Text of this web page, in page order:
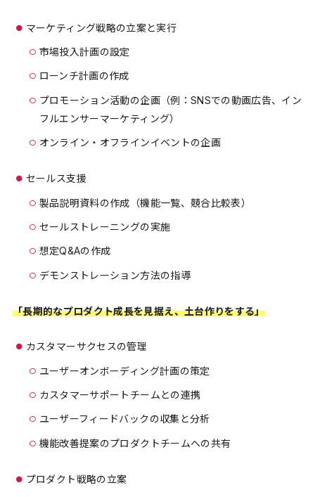
マーケティング戦略の立案と実行
市場投入計画の設定
ローンチ計画の作成
プロモーション活動の企画（例：SNSでの動画広告、イン
フルエンサーマーケティング）
オンライン・オフラインイベントの企画
セールス支援
製品説明資料の作成（機能一覧、競合比較表）
セールストレーニングの実施
想定Q&Aの作成
デモンストレーション方法の指導
「長期的なプロダクト成長を見据え、土台作りをする」
カスタマーサクセスの管理
ユーザーオンボーディング計画の策定
カスタマーサポートチームとの連携
ユーザーフィードバックの収集と分析
機能改善提案のプロダクトチームへの共有
プロダクト戦略の立案